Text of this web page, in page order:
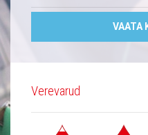
VAATA
Verevarud